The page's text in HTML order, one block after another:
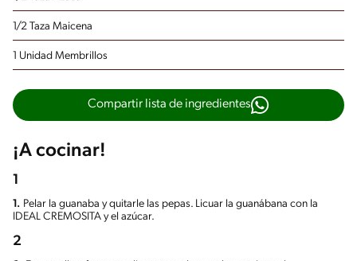
1/2 Taza Maicena
1 Unidad Membrillos
Compartir lista de ingredientes
¡A cocinar!
1
1. Pelar la guanaba y quitarle las pepas. Licuar la guanábana con la
IDEAL CREMOSITA y el azúcar.
2